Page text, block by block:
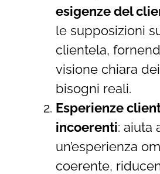
esigenze del
le supposizioni
clientela,
visione chiara
bisogni reali.
Esperienze
incoerenti: aiuta
un’esperienza
coerente,